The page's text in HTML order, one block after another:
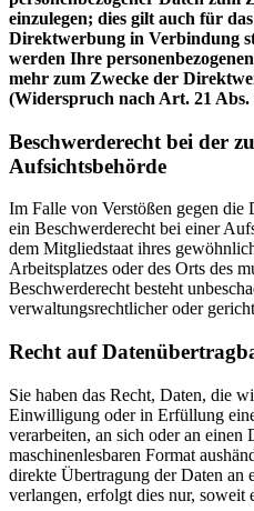
einzulegen; dies gilt auch für
Direktwerbung in Verbindung
werden Ihre
mehr zum Zwecke der
(Widerspruch nach Art. 21 Abs.
Beschwerderecht bei der
Aufsichtsbehörde
Im Falle von Verstößen gegen
ein Beschwerderecht bei einer
dem Mitgliedstaat ihres
Arbeitsplatzes oder des Orts des
Beschwerderecht besteht
verwaltungsrechtlicher oder
Recht auf
Sie haben das Recht, Daten, die
Einwilligung oder in Erfüllung
verarbeiten, an sich oder an einen
maschinenlesbaren Format
direkte Übertragung der Daten an
verlangen, erfolgt dies nur, soweit